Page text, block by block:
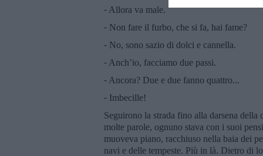
⁃ Allora va male.
⁃ Non fare il furbo, che si fa, hai fame?
⁃ No, sono sazio di dolci e cannella.
⁃ Anch’io, facciamo due passi.
⁃ Ancora? Due e due fanno quattro...
⁃ Imbecille!
Seguirono la strada fino alla darsena
molte parole, ognuno stava con i suoi
muoveva piano, racchiuso nella baia dei
navi e delle tempeste. Più in là. Dietro di